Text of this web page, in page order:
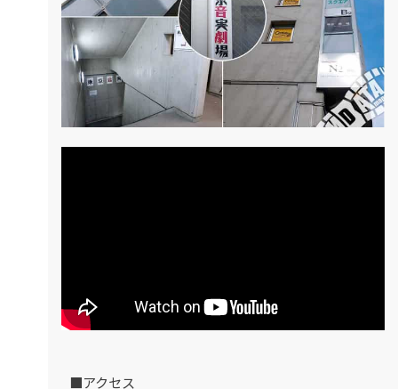
■アクセス